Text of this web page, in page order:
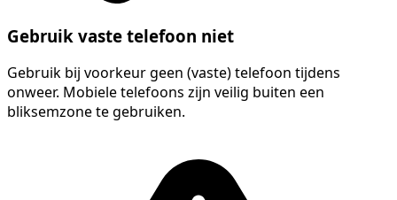
Gebruik vaste telefoon niet
Gebruik bij voorkeur geen (vaste) telefoon tijdens
onweer. Mobiele telefoons zijn veilig buiten een
bliksemzone te gebruiken.